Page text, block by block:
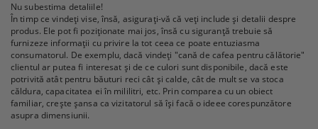
Nu subestima detaliile!
În timp ce vindeți vise, însă, asigurați-vă că veți include și detalii despre
produs. Ele pot fi poziționate mai jos, însă cu siguranță trebuie să
furnizeze informații cu privire la tot ceea ce poate entuziasma
consumatorul. De exemplu, dacă vindeți "cană de cafea pentru călătorie"
clientul ar putea fi interesat și de ce culori sunt disponibile, dacă este
potrivită atât pentru băuturi reci cât și calde, cât de mult se va stoca
căldura, capacitatea ei în mililitri, etc. Prin comparea cu un obiect
familiar, crește șansa ca vizitatorul să își facă o ideee corespunzătore
asupra dimensiunii.